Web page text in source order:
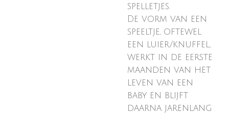
spelletjes.
De vorm van een
speeltje, oftewel
een luier/knuffel,
werkt in de eerste
maanden van het
leven van een
baby en blijft
daarna jarenlang